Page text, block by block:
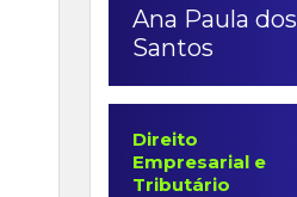
Ana Paula dos
Santos
Direito
Empresarial e
Tributário